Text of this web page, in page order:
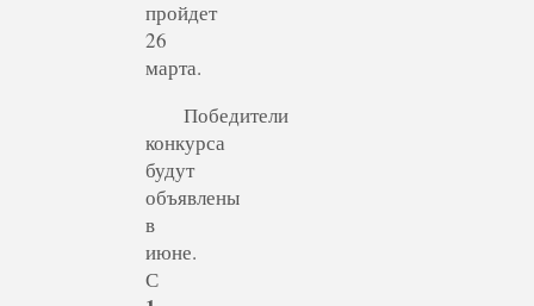
пройдет
26
марта.
Победители
конкурса
будут
объявлены
в
июне.
С